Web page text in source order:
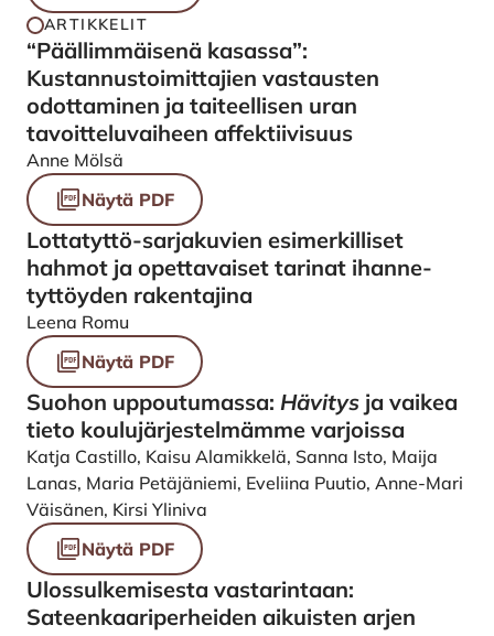
ARTIKKELIT
“Päällimmäisenä kasassa”:
Kustannustoimittajien vastausten
odottaminen ja taiteellisen uran
tavoitteluvaiheen affektiivisuus
Anne Mölsä
Näytä PDF
Lottatyttö-sarjakuvien esimerkilliset
hahmot ja opettavaiset tarinat ihanne-
tyttöyden rakentajina
Leena Romu
Näytä PDF
Suohon uppoutumassa: Hävitys ja vaikea
tieto koulujärjestelmämme varjoissa
Katja Castillo, Kaisu Alamikkelä, Sanna Isto, Maija
Lanas, Maria Petäjäniemi, Eveliina Puutio, Anne-Mari
Väisänen, Kirsi Yliniva
Näytä PDF
Ulossulkemisesta vastarintaan:
Sateenkaariperheiden aikuisten arjen